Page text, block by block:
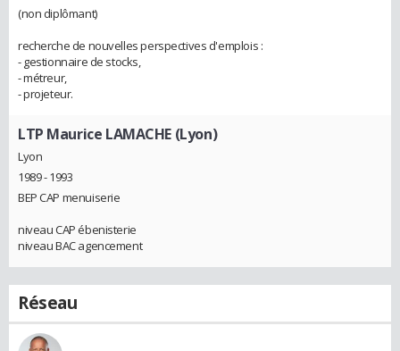
(non diplômant)
recherche de nouvelles perspectives d'emplois :
- gestionnaire de stocks,
- métreur,
- projeteur.
LTP Maurice LAMACHE (Lyon)
Lyon
1989 - 1993
BEP CAP menuiserie
niveau CAP ébenisterie
niveau BAC agencement
Réseau